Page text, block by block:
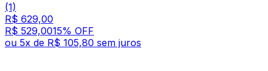
(1)
R$ 629,00
R$ 529,0015% OFF
ou 5x de R$ 105,80 sem juros